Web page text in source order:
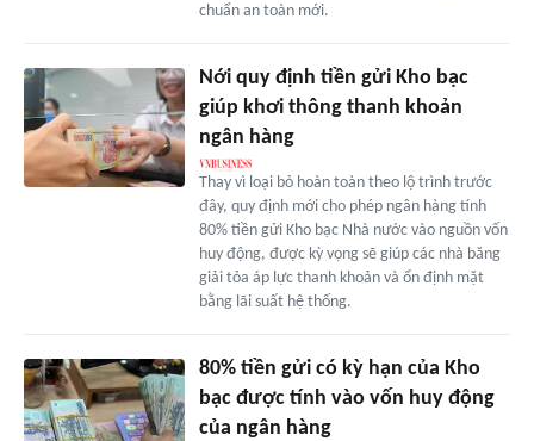
chuẩn an toàn mới.
Nới quy định tiền gửi Kho bạc
giúp khơi thông thanh khoản
ngân hàng
Thay vì loại bỏ hoàn toàn theo lộ trình trước
đây, quy định mới cho phép ngân hàng tính
80% tiền gửi Kho bạc Nhà nước vào nguồn vốn
huy động, được kỳ vọng sẽ giúp các nhà băng
giải tỏa áp lực thanh khoản và ổn định mặt
bằng lãi suất hệ thống.
80% tiền gửi có kỳ hạn của Kho
bạc được tính vào vốn huy động
của ngân hàng